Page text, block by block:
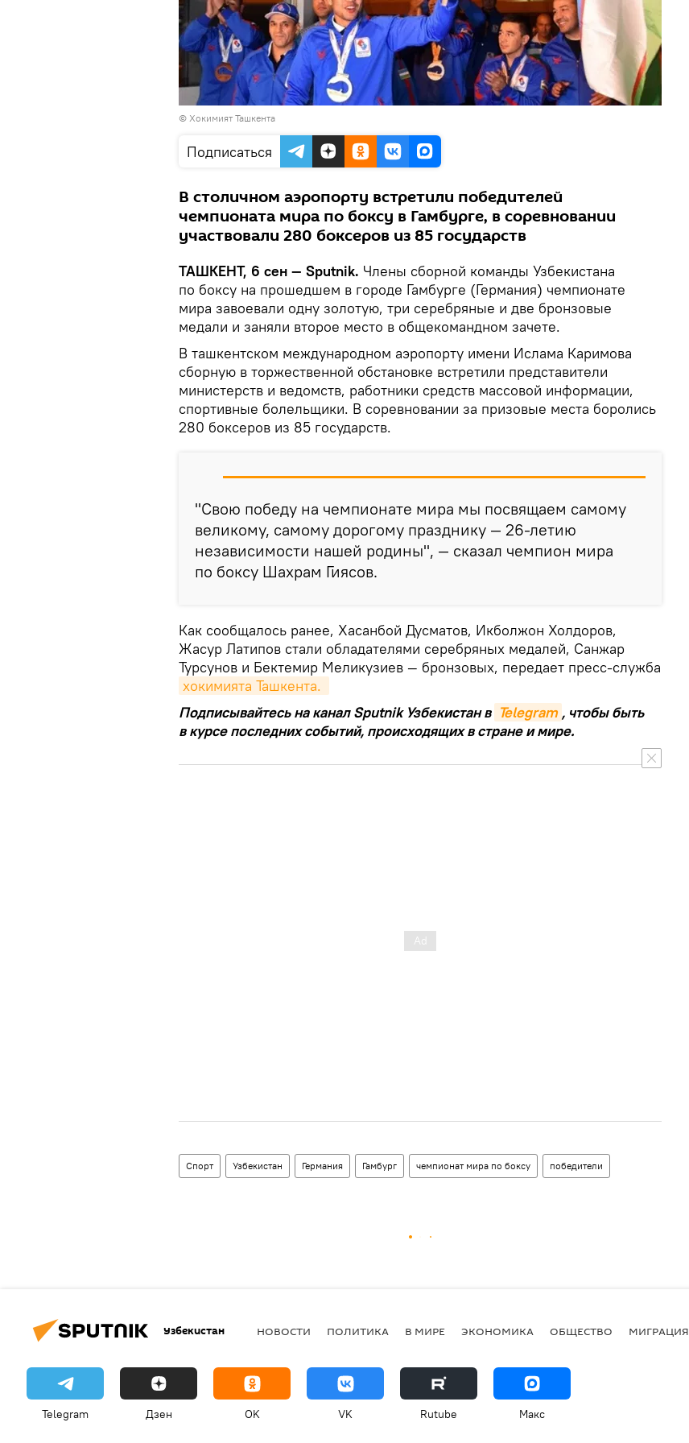
© Хокимият Ташкента
Подписаться
В столичном аэропорту встретили победителей
чемпионата мира по боксу в Гамбурге, в соревновании
участвовали 280 боксеров из 85 государств
ТАШКЕНТ, 6 сен — Sputnik. Члены сборной команды Узбекистана
по боксу на прошедшем в городе Гамбурге (Германия) чемпионате
мира завоевали одну золотую, три серебряные и две бронзовые
медали и заняли второе место в общекомандном зачете.
В ташкентском международном аэропорту имени Ислама Каримова
сборную в торжественной обстановке встретили представители
министерств и ведомств, работники средств массовой информации,
спортивные болельщики. В соревновании за призовые места боролись
280 боксеров из 85 государств.
"Свою победу на чемпионате мира мы посвящаем самому
великому, самому дорогому празднику — 26-летию
независимости нашей родины", — сказал чемпион мира
по боксу Шахрам Гиясов.
Как сообщалось ранее, Хасанбой Дусматов, Икболжон Холдоров,
Жасур Латипов стали обладателями серебряных медалей, Санжар
Турсунов и Бектемир Меликузиев — бронзовых, передает пресс-служба
хокимията Ташкента.
Подписывайтесь на канал Sputnik Узбекистан в Telegram , чтобы быть
в курсе последних событий, происходящих в стране и мире.
Спорт Узбекистан Германия Гамбург чемпионат мира по боксу победители
Узбекистан НОВОСТИ ПОЛИТИКА В МИРЕ ЭКОНОМИКА ОБЩЕСТВО МИГРАЦИЯ
Telegram Дзен OK VK Rutube Макс